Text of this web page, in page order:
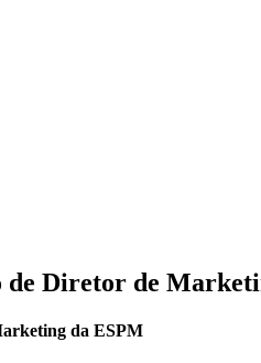
de Diretor de
da ESPM